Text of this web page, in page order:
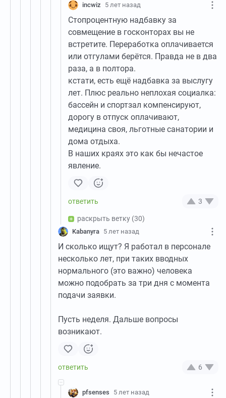
incwiz 5 лет назад
Стопроцентную надбавку за
совмещение в госконторах вы не
встретите. Переработка оплачивается
или отгулами берётся. Правда не в два
раза, а в полтора.
кстати, есть ещё надбавка за выслугу
лет. Плюс реально неплохая социалка:
бассейн и спортзал компенсируют,
дорогу в отпуск оплачивают,
медицина своя, льготные санатории и
дома отдыха.
В наших краях это как бы нечастое
явление.
3
раскрыть ветку (30)
Kabanyra 5 лет назад
И сколько ищут? Я работал в персонале
несколько лет, при таких вводных
нормального (это важно) человека
можно подобрать за три дня с момента
подачи заявки.
Пусть неделя. Дальше вопросы
возникают.
6
pfsenses 5 лет назад